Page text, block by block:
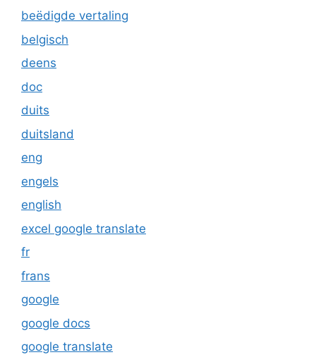
beëdigde vertaling
belgisch
deens
doc
duits
duitsland
eng
engels
english
excel google translate
fr
frans
google
google docs
google translate